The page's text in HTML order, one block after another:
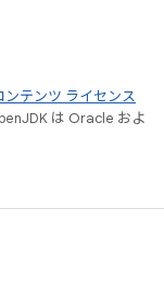
ンテンツ ライセンス
は Oracle およ